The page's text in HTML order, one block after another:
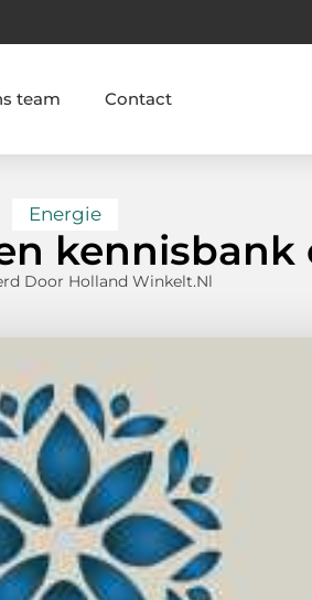
team Contact
Energie
kennisbank
Door Holland Winkelt.nl